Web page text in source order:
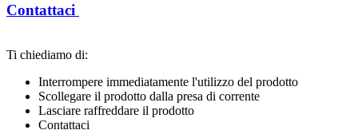
Contattaci
Ti chiediamo di:
Interrompere immediatamente l'utilizzo del prodotto
Scollegare il prodotto dalla presa di corrente
Lasciare raffreddare il prodotto